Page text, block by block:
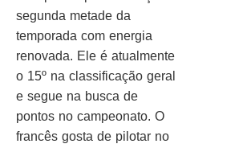
segunda metade da
temporada com energia
renovada. Ele é atualmente
o 15º na classificação geral
e segue na busca de
pontos no campeonato. O
francês gosta de pilotar no